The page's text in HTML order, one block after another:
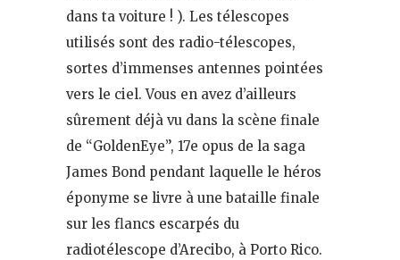
dans ta voiture ! ). Les télescopes
utilisés sont des radio-télescopes,
sortes d’immenses antennes pointées
vers le ciel. Vous en avez d’ailleurs
sûrement déjà vu dans la scène finale
de “GoldenEye”, 17e opus de la saga
James Bond pendant laquelle le héros
éponyme se livre à une bataille finale
sur les flancs escarpés du
radiotélescope d’Arecibo, à Porto Rico.